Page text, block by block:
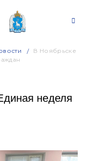
В Ноябрьске
неделя